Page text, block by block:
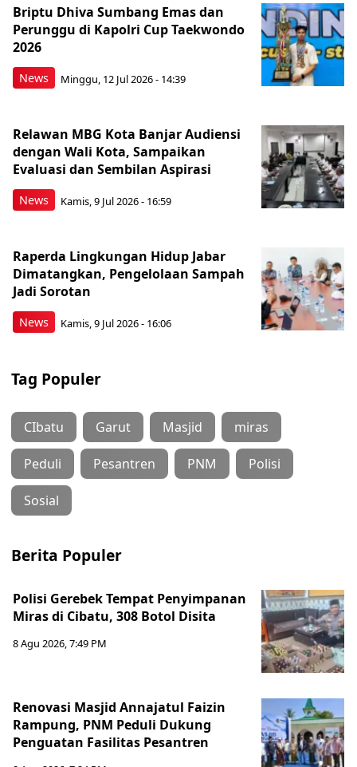
News
Briptu Dhiva Sumbang Emas dan
Perunggu di Kapolri Cup Taekwondo
2026
Minggu, 12 Jul 2026 - 14:39
News
Relawan MBG Kota Banjar Audiensi
dengan Wali Kota, Sampaikan
Evaluasi dan Sembilan Aspirasi
Kamis, 9 Jul 2026 - 16:59
News
Raperda Lingkungan Hidup Jabar
Dimatangkan, Pengelolaan Sampah
Jadi Sorotan
Kamis, 9 Jul 2026 - 16:06
Tag Populer
CIbatu Garut Masjid miras
Peduli Pesantren PNM Polisi
Sosial
Berita Populer
Polisi Gerebek Tempat Penyimpanan
Miras di Cibatu, 308 Botol Disita
8 Agu 2026, 7:49 PM
Renovasi Masjid Annajatul Faizin
Rampung, PNM Peduli Dukung
Penguatan Fasilitas Pesantren